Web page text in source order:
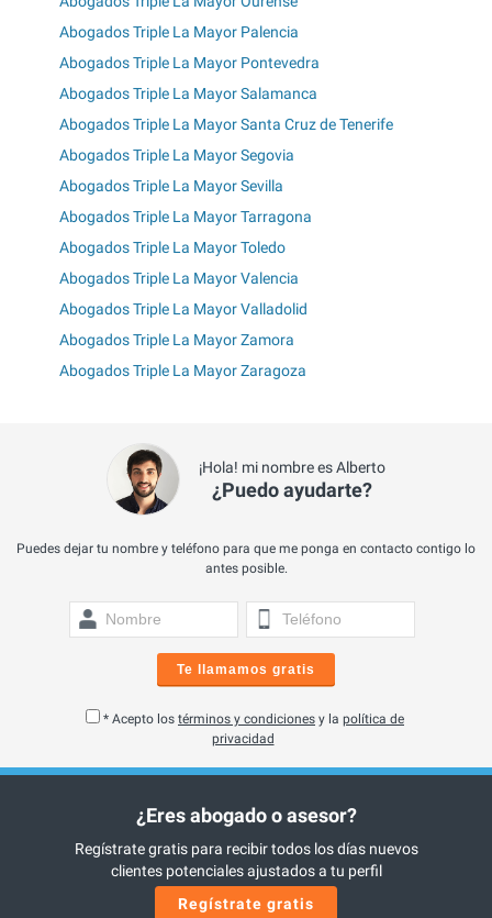
Abogados Triple La Mayor Palencia
Abogados Triple La Mayor Pontevedra
Abogados Triple La Mayor Salamanca
Abogados Triple La Mayor Santa Cruz de Tenerife
Abogados Triple La Mayor Segovia
Abogados Triple La Mayor Sevilla
Abogados Triple La Mayor Tarragona
Abogados Triple La Mayor Toledo
Abogados Triple La Mayor Valencia
Abogados Triple La Mayor Valladolid
Abogados Triple La Mayor Zamora
Abogados Triple La Mayor Zaragoza
¡Hola! mi nombre es Alberto
¿Puedo ayudarte?
Puedes dejar tu nombre y teléfono para que me ponga en contacto contigo lo
antes posible.
Te llamamos gratis
* Acepto los términos y condiciones y la política de
privacidad
¿Eres abogado o asesor?
Regístrate gratis para recibir todos los días nuevos
clientes potenciales ajustados a tu perfil
Regístrate gratis